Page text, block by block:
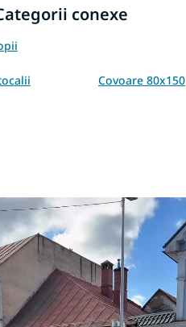
conexe
Covoare 80x150